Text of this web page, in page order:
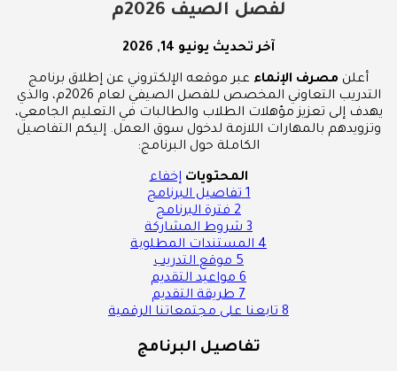
لفصل الصيف 2026م
آخر تحديث يونيو 14, 2026
أعلن مصرف الإنماء عبر موقعه الإلكتروني عن إطلاق برنامج
التدريب التعاوني المخصص للفصل الصيفي لعام 2026م، والذي
يهدف إلى تعزيز مؤهلات الطلاب والطالبات في التعليم الجامعي،
وتزويدهم بالمهارات اللازمة لدخول سوق العمل. إليكم التفاصيل
الكاملة حول البرنامج:
المحتويات إخفاء
1 تفاصيل البرنامج
2 فترة البرنامج
3 شروط المشاركة
4 المستندات المطلوبة
5 موقع التدريب
6 مواعيد التقديم
7 طريقة التقديم
8 تابعنا على مجتمعاتنا الرقمية
تفاصيل البرنامج